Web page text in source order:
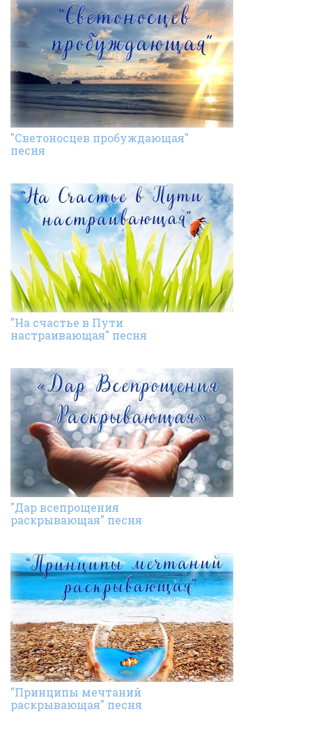
"Светоносцев пробуждающая"
песня
"На счастье в Пути
настраивающая" песня
"Дар всепрощения
раскрывающая" песня
"Принципы мечтаний
раскрывающая" песня